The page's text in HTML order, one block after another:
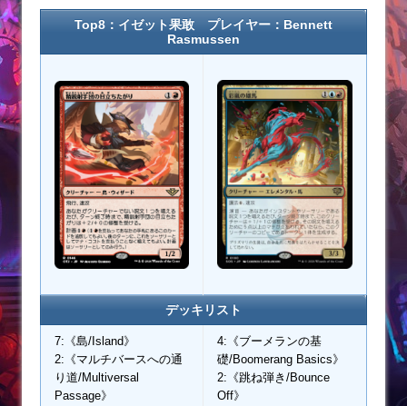
Top8：イゼット果敢 プレイヤー：Bennett
Rasmussen
デッキリスト
7:《島/Island》
2:《マルチバースへの通
り道/Multiversal
Passage》
4:《ブーメランの基
礎/Boomerang Basics》
2:《跳ね弾き/Bounce
Off》